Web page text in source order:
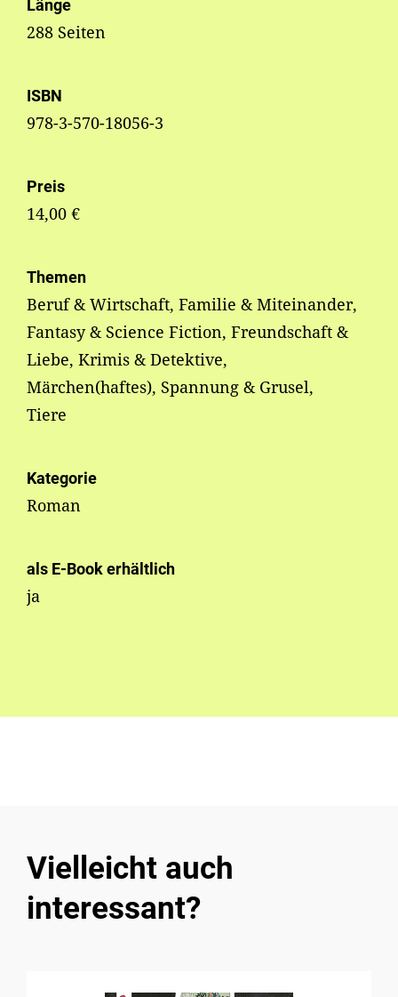
Länge
288 Seiten
ISBN
978-3-570-18056-3
Preis
14,00 €
Themen
Beruf & Wirtschaft, Familie & Miteinander,
Fantasy & Science Fiction, Freundschaft &
Liebe, Krimis & Detektive,
Märchen(haftes), Spannung & Grusel,
Tiere
Kategorie
Roman
als E-Book erhältlich
ja
Vielleicht auch
interessant?